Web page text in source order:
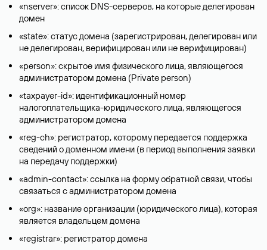
«nserver»: список DNS-серверов, на которые делегирован
домен
«state»: статус домена (зарегистрирован, делегирован или
не делегирован, верифицирован или не верифицирован)
«person»: скрытое имя физического лица, являющегося
администратором домена (Privatе person)
«taxpayer-id»: идентификационный номер
налогоплательщика-юридического лица, являющегося
администратором домена
«reg-ch»: регистратор, которому передается поддержка
сведений о доменном имени (в период выполнения заявки
на передачу поддержки)
«admin-contact»: ссылка на форму обратной связи, чтобы
связаться с администратором домена
«org»: название организации (юридического лица), которая
является владельцем домена
«registrar»: регистратор домена